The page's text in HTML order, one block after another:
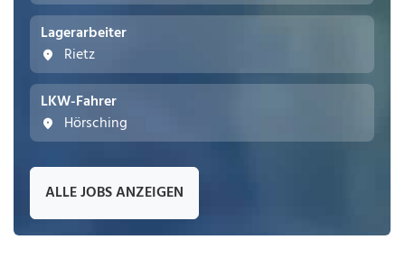
Lagerarbeiter
Rietz
LKW-Fahrer
Hörsching
ALLE JOBS ANZEIGEN